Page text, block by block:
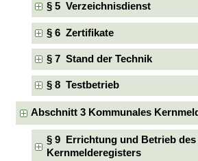
§ 5 Verzeichnisdienst
§ 6 Zertifikate
§ 7 Stand der Technik
§ 8 Testbetrieb
Abschnitt 3 Kommunales
§ 9 Errichtung und Betrieb des
Kernmelderegisters